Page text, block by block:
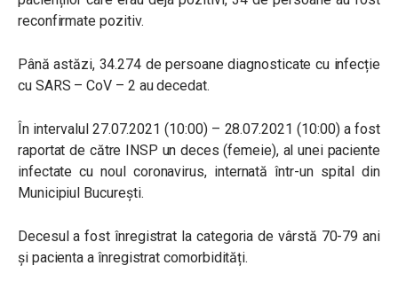
reconfirmate pozitiv.
Până astăzi, 34.274 de persoane diagnosticate cu infecție
cu SARS – CoV – 2 au decedat.
În intervalul 27.07.2021 (10:00) – 28.07.2021 (10:00) a fost
raportat de către INSP un deces (femeie), al unei paciente
infectate cu noul coronavirus, internată într-un spital din
Municipiul București.
Decesul a fost înregistrat la categoria de vârstă 70-79 ani
și pacienta a înregistrat comorbidități.